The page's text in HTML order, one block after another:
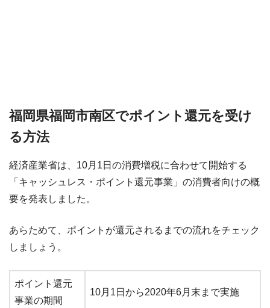
福岡県福岡市南区でポイント還元を受け
る方法
経済産業省は、10月1日の消費増税に合わせて開始する
「キャッシュレス・ポイント還元事業」の消費者向けの概
要を発表しました。
あらためて、ポイントが還元されるまでの流れをチェック
しましょう。
ポイント還元
事業の期間
10月1日から2020年6月末まで実施